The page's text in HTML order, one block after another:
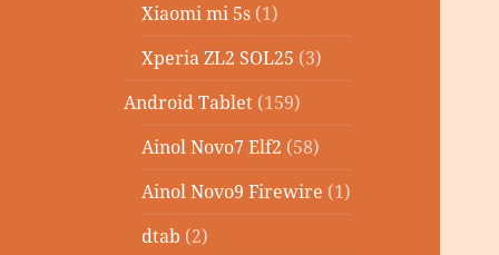
Xiaomi mi 5s (1)
Xperia ZL2 SOL25 (3)
Android Tablet (159)
Ainol Novo7 Elf2 (58)
Ainol Novo9 Firewire (1)
dtab (2)